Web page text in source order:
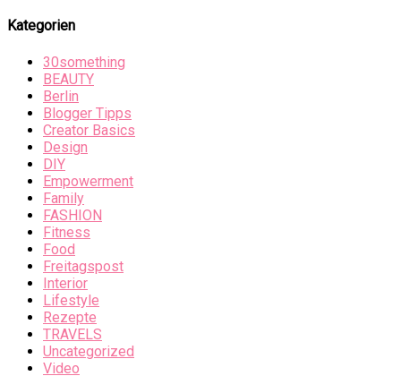
Kategorien
30something
BEAUTY
Berlin
Blogger Tipps
Creator Basics
Design
DIY
Empowerment
Family
FASHION
Fitness
Food
Freitagspost
Interior
Lifestyle
Rezepte
TRAVELS
Uncategorized
Video